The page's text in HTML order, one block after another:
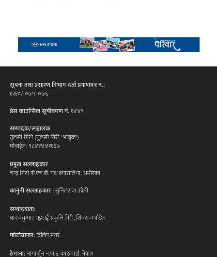
सूचना तथा प्रसारण विभाग दर्ता प्रमाणपत्र न.:
१२१०/ ०७५-०७६
प्रेस काउन्सिल सूचीकरण नं.१४४९
सम्पादक/सञ्चालक
तुलसी गिरी (तुलसी गिरी 'भावुक')
मोबाईल: ९८४१४४११६७
प्रमुख सल्लाहकार
चन्द्र गिरी पी.एच.डी. नर्थ क्यारोलिना, अमेरिका
कानुनी सल्लाहकार :सुनिलराज उप्रेती
सम्वाददाता:
यादव कुमार भट्टराई, प्रकृति गिरी, शिवराज पौडेल
फोटोग्राफर:दिलिप मगर
ठेगाना:नागार्जुन न.पा.६, काठमाडौं, नेपाल